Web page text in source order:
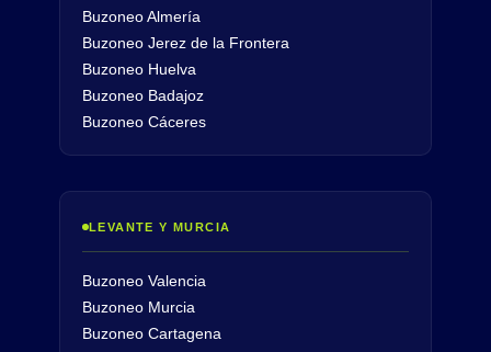
Buzoneo Almería
Buzoneo Jerez de la Frontera
Buzoneo Huelva
Buzoneo Badajoz
Buzoneo Cáceres
LEVANTE Y MURCIA
Buzoneo Valencia
Buzoneo Murcia
Buzoneo Cartagena